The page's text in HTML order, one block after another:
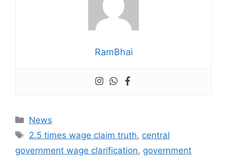
RamBhai
Categories
News
Tags
2.5 times wage claim truth, central
government wage clarification, government